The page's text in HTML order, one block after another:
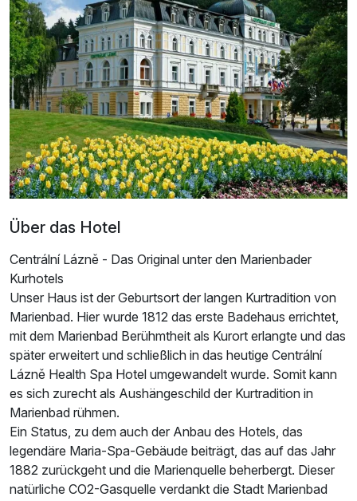
Über das Hotel
Centrální Lázně - Das Original unter den Marienbader
Kurhotels
Unser Haus ist der Geburtsort der langen Kurtradition von
Marienbad. Hier wurde 1812 das erste Badehaus errichtet,
mit dem Marienbad Berühmtheit als Kurort erlangte und das
später erweitert und schließlich in das heutige Centrální
Lázně Health Spa Hotel umgewandelt wurde. Somit kann
es sich zurecht als Aushängeschild der Kurtradition in
Marienbad rühmen.
Ein Status, zu dem auch der Anbau des Hotels, das
legendäre Maria-Spa-Gebäude beiträgt, das auf das Jahr
1882 zurückgeht und die Marienquelle beherbergt. Dieser
natürliche CO2-Gasquelle verdankt die Stadt Marienbad